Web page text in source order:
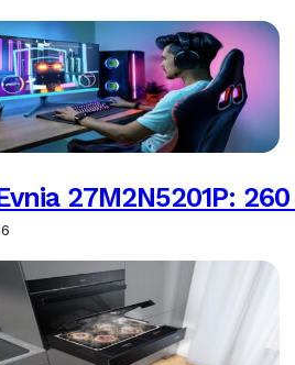
27M2N5201P: